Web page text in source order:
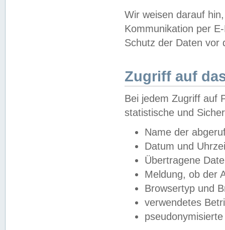
Wir weisen darauf
Kommunikation per
Schutz der Daten vor
Zugriff auf
Bei jedem Zugriff auf
statistische und
Name der
Datum und
Übertragene
Meldung, ob der
Browsertyp und
verwendetes